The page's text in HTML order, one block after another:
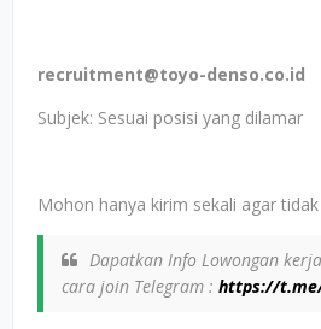
recruitment@toyo-denso.co.id
Subjek: Sesuai posisi yang dilamar
Mohon hanya kirim sekali agar
Dapatkan Info Lowongan
cara join Telegram : https://